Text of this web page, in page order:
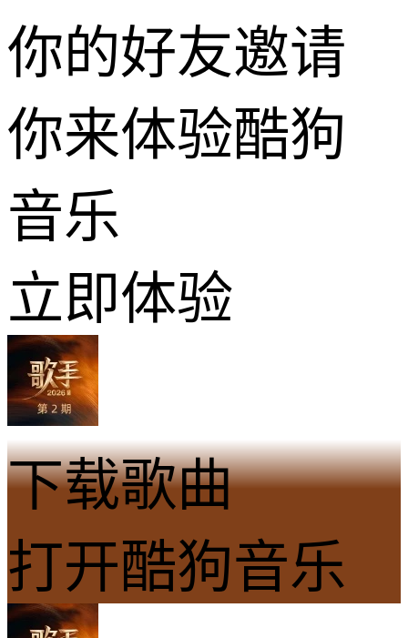
你的好友邀请
你来体验酷狗
音乐
立即体验
下载歌曲
打开酷狗音乐